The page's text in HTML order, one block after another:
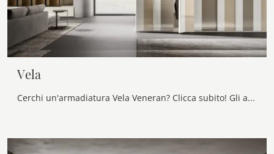
Vela
Cerchi un'armadiatura Vela Veneran? Clicca subito! Gli armadi a muro con ante battenti ti attendono.